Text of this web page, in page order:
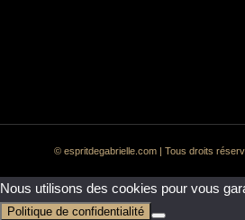
© espritdegabrielle.com | Tous droits
Nous utilisons des cookies pour vous
Politique de confidentialité